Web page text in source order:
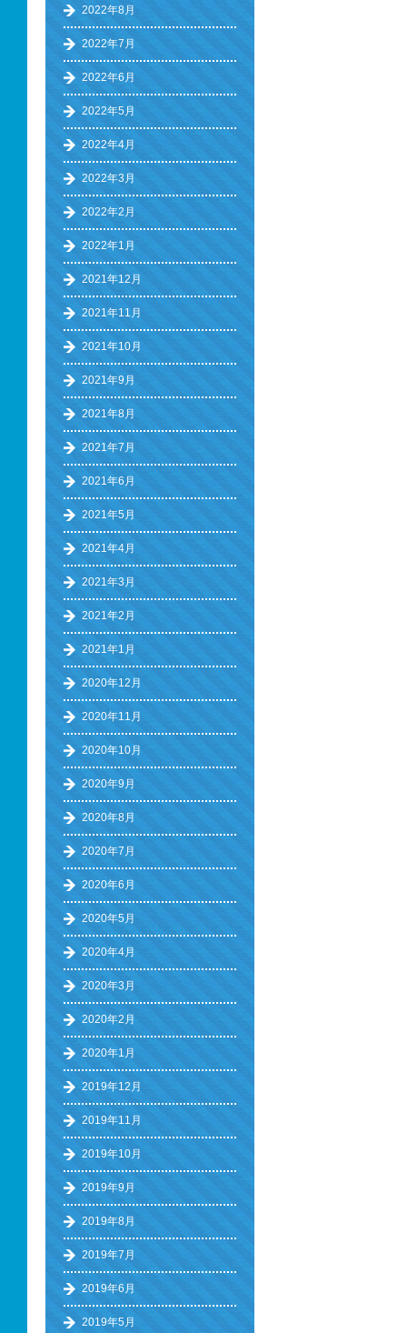
2022年8月
2022年7月
2022年6月
2022年5月
2022年4月
2022年3月
2022年2月
2022年1月
2021年12月
2021年11月
2021年10月
2021年9月
2021年8月
2021年7月
2021年6月
2021年5月
2021年4月
2021年3月
2021年2月
2021年1月
2020年12月
2020年11月
2020年10月
2020年9月
2020年8月
2020年7月
2020年6月
2020年5月
2020年4月
2020年3月
2020年2月
2020年1月
2019年12月
2019年11月
2019年10月
2019年9月
2019年8月
2019年7月
2019年6月
2019年5月